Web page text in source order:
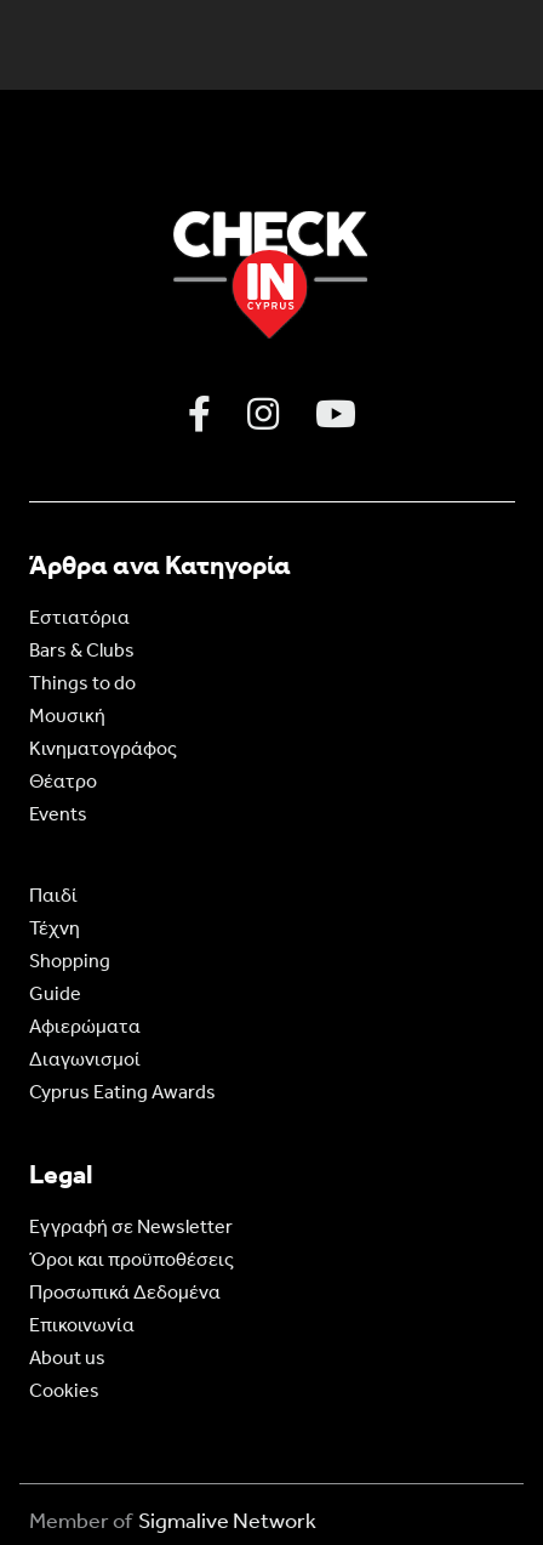
Άρθρα ανα Κατηγορία
Εστιατόρια
Bars & Clubs
Things to do
Moυσική
Κινηματογράφος
Θέατρο
Events
Παιδί
Τέχνη
Shopping
Guide
Aφιερώματα
Διαγωνισμοί
Cyprus Eating Awards
Legal
Eγγραφή σε Newsletter
Όροι και προϋποθέσεις
Προσωπικά Δεδομένα
Επικοινωνία
About us
Cookies
Member of Sigmalive Network